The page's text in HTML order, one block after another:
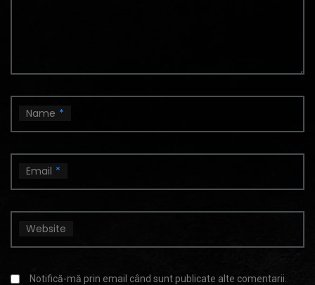
Name *
Email *
Website
Notifică-mă prin email când sunt publicate alte comentarii.